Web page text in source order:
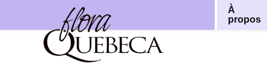
Aller
À
propos